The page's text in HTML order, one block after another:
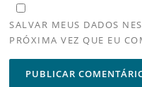
SALVAR MEUS DADOS
PRÓXIMA VEZ QUE EU